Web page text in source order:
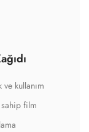
kullanım
sahip film